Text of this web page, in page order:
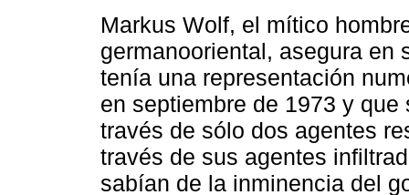
Markus Wolf, el mítico
germanooriental, asegura en
tenía una representación
en septiembre de 1973 y
través de sólo dos agentes
través de sus agentes
sabían de la inminencia del